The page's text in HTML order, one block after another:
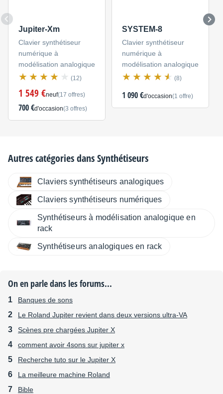
Jupiter-Xm
Clavier synthétiseur
numérique à
modélisation analogique
(12)
1 549 €neuf(17 offres)
700 €d'occasion(3 offres)
SYSTEM-8
Clavier synthétiseur
numérique à
modélisation analogique
(8)
1 090 €d'occasion(1 offre)
Autres catégories dansSynthétiseurs
Claviers synthétiseurs analogiques
Claviers synthétiseurs numériques
Synthétiseurs à modélisation analogique en
rack
Synthétiseurs analogiques en rack
On en parle dans les forums...
Banques de sons
Le Roland Jupiter revient dans deux versions ultra-VA
Scènes pre chargées Jupiter X
comment avoir 4sons sur jupiter x
Recherche tuto sur le Jupiter X
La meilleure machine Roland
Bible